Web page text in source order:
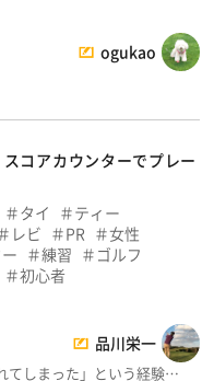
ogukao
コアカウンターでプレー
タイ
ティー
レビ PR
女性
練習
ゴルフ
初心者
品川栄一
てしまった」という経験…